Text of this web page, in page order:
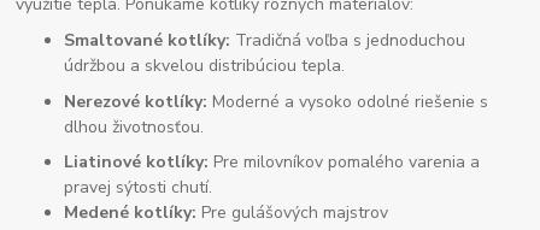
Smaltované kotlíky: Tradičná voľba s jednoduchou
údržbou a skvelou distribúciou tepla.
Nerezové kotlíky: Moderné a vysoko odolné riešenie s
dlhou životnosťou.
Liatinové kotlíky: Pre milovníkov pomalého varenia a
pravej sýtosti chutí.
Medené kotlíky: Pre gulášových majstrov